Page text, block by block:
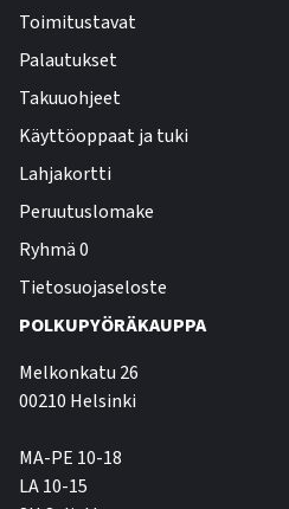
Toimitustavat
Palautukset
Takuuohjeet
Käyttöoppaat ja tuki
Lahjakortti
Peruutuslomake
Ryhmä 0
Tietosuojaseloste
POLKUPYÖRÄKAUPPA
Melkonkatu 26
00210 Helsinki
MA-PE 10-18
LA 10-15